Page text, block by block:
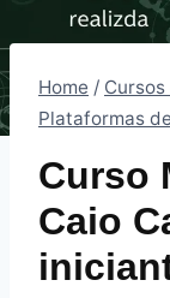
Home /
Plataformas
Curso
Caio